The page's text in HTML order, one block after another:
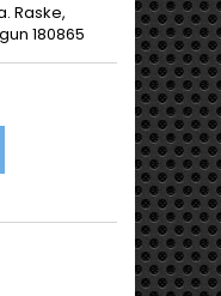
Raske,
180865